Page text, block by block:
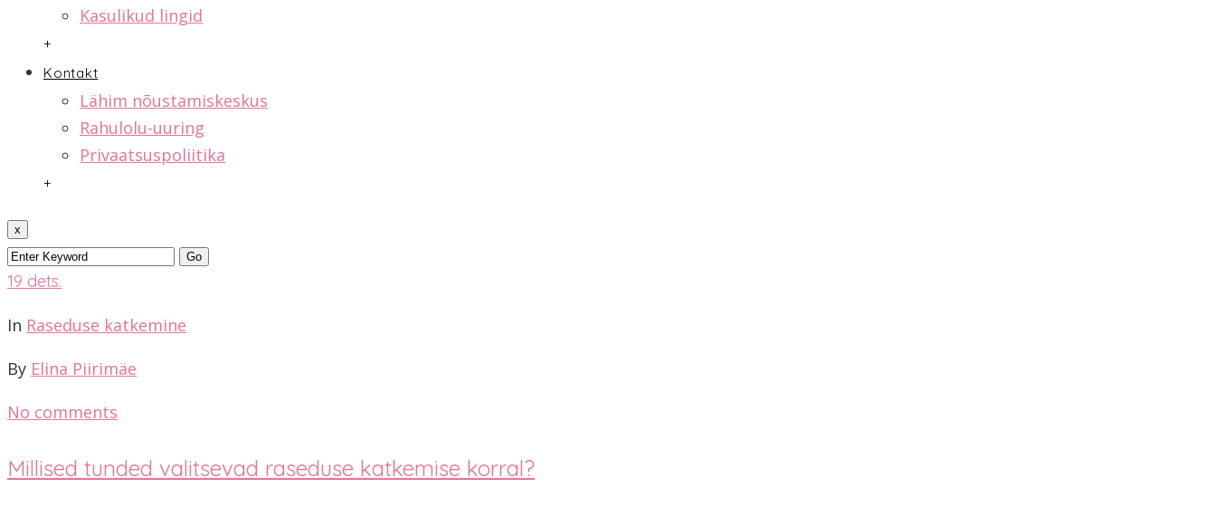
Kasulikud lingid
+
Kontakt
Lähim nõustamiskeskus
Rahulolu-uuring
Privaatsuspoliitika
+
x
19 dets.
In Raseduse katkemine
By Elina Piirimäe
No comments
Millised tunded valitsevad raseduse katkemise korral?